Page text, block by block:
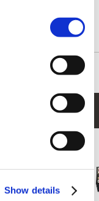
Show details